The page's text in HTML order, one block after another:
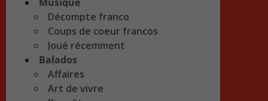
Décompte franco
Coups de coeur francos
Joué récemment
Balados
Affaires
Art de vivre